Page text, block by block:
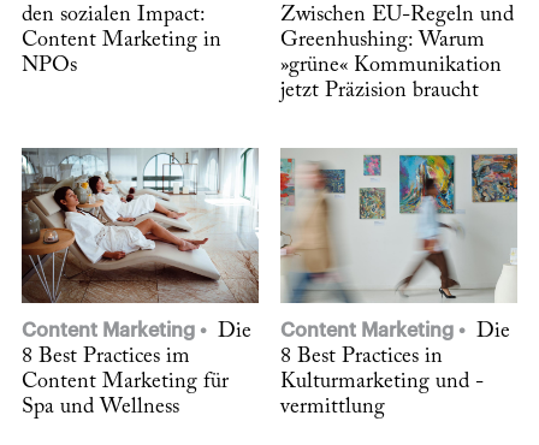
den sozialen Impact:
Content Marketing in
NPOs
Zwischen EU-Regeln und
Greenhushing: Warum
»grüne« Kommunikation
jetzt Präzision braucht
Content Marketing
Die
8 Best Practices im
Content Marketing für
Spa und Wellness
Content Marketing
Die
8 Best Practices in
Kulturmarketing und -
vermittlung